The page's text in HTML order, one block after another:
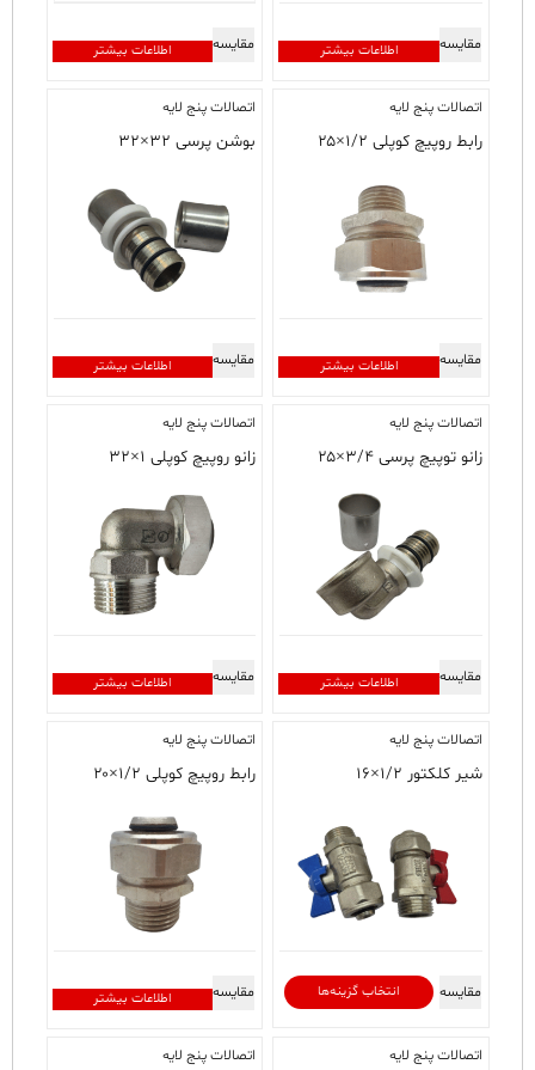
اطلاعات بیشتر مقایسه اطلاعات بیشتر مقایسه
اتصالات پنج لایه
رابط روپیچ کوپلی ۱/۲×۲۵
اطلاعات بیشتر مقایسه
اتصالات پنج لایه
بوشن پرسی ۳۲×۳۲
اطلاعات بیشتر مقایسه
اتصالات پنج لایه
زانو توپیچ پرسی ۳/۴×۲۵
اطلاعات بیشتر مقایسه
اتصالات پنج لایه
زانو روپیچ کوپلی ۱×۳۲
اطلاعات بیشتر مقایسه
اتصالات پنج لایه
شیر کلکتور ۱/۲×۱۶
انتخاب گزینه‌ها
این
انواع
مقایسه
اتصالات پنج لایه
رابط روپیچ کوپلی ۱/۲×۲۰
اطلاعات بیشتر مقایسه
اتصالات پنج لایه اتصالات پنج لایه